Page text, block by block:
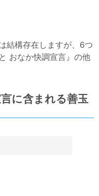
結構存在しますが、6つ
おなか快調宣言』の他
に含まれる善玉